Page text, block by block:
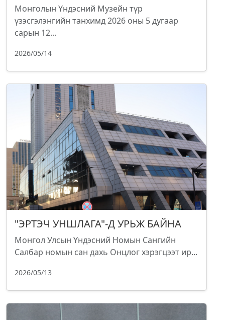
Монголын Үндэсний Музейн түр
үзэсгэлэнгийн танхимд 2026 оны 5 дугаар
сарын 12...
2026/05/14
"ЭРТЭЧ УНШЛАГА"-Д УРЬЖ БАЙНА
Монгол Улсын Үндэсний Номын Сангийн
Салбар номын сан дахь Онцлог хэрэгцээт ир...
2026/05/13